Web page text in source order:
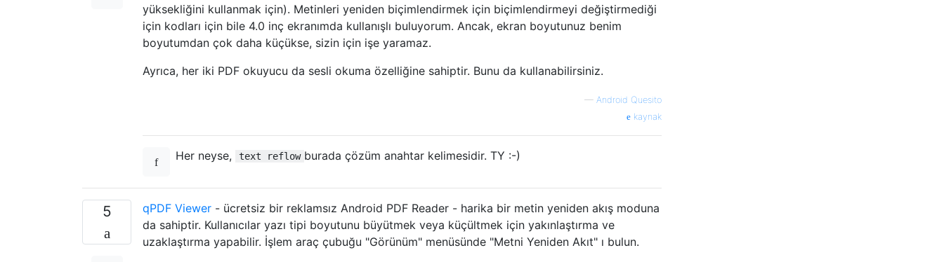
yüksekliğini kullanmak için). Metinleri yeniden biçimlendirmek için biçimlendirmeyi değiştirmediği
için kodları için bile 4.0 inç ekranımda kullanışlı buluyorum. Ancak, ekran boyutunuz benim
boyutumdan çok daha küçükse, sizin için işe yaramaz.
Ayrıca, her iki PDF okuyucu da sesli okuma özelliğine sahiptir. Bunu da kullanabilirsiniz.
— Android Quesito
kaynak
Her neyse, text reflow burada çözüm anahtar kelimesidir. TY :-)
5 qPDF Viewer - ücretsiz bir reklamsız Android PDF Reader - harika bir metin yeniden akış moduna
da sahiptir. Kullanıcılar yazı tipi boyutunu büyütmek veya küçültmek için yakınlaştırma ve
uzaklaştırma yapabilir. İşlem araç çubuğu "Görünüm" menüsünde "Metni Yeniden Akıt" ı bulun.